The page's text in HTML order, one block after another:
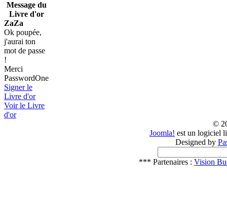
Message du
Livre d'or
ZaZa
Ok poupée,
j'aurai ton
mot de passe
!
Merci
PasswordOne
Signer le
Livre d'or
Voir le Livre
d'or
©
Joomla! est un logiciel
Designed by
*** Partenaires : Vision